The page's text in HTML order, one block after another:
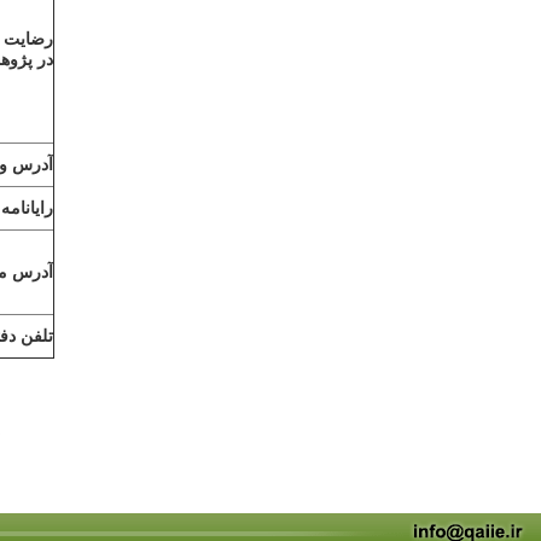
رضایت
در
آدرس
رایانامه
آدرس
تلفن